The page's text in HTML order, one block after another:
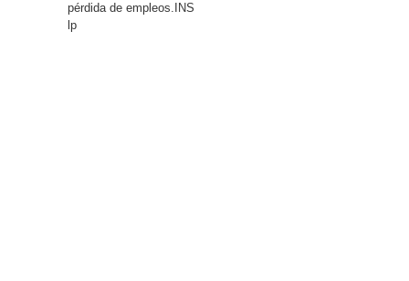
pérdida de empleos.INS
lp